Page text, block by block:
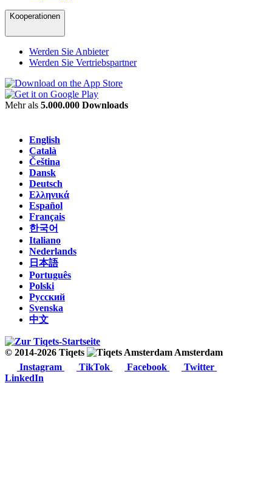
Kooperationen
Werden Sie Anbieter
Werden Sie Vertriebspartner
Mehr als 5.000.000 Downloads
English
Català
Čeština
Dansk
Deutsch
Ελληνικά
Español
Français
한국어
Italiano
Nederlands
日本語
Português
Polski
Русский
Svenska
中文
© 2014-2026 Tiqets
Amsterdam
Instagram
TikTok Facebook
Twitter
LinkedIn